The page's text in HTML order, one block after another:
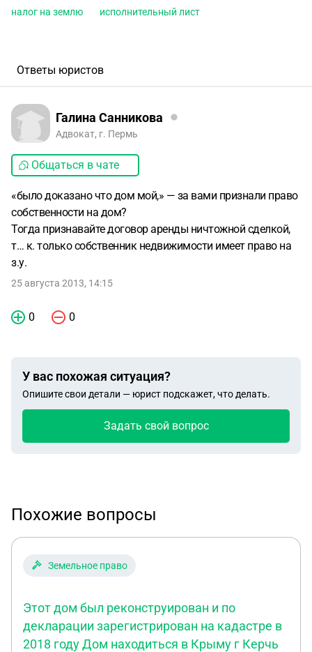
налог на землю исполнительный лист
Ответы юристов
Галина Санникова
Адвокат, г. Пермь
Общаться в чате
«было доказано что дом мой,» — за вами признали право
собственности на дом?
Тогда признавайте договор аренды ничтожной сделкой,
т… к. только собственник недвижимости имеет право на
з.у.
25 августа 2013, 14:15
0 0
У вас похожая ситуация?
Опишите свои детали — юрист подскажет, что делать.
Задать свой вопрос
Похожие вопросы
Земельное право
Этот дом был реконструирован и по
декларации зарегистрирован на кадастре в
2018 году Дом находиться в Крыму г Керчь